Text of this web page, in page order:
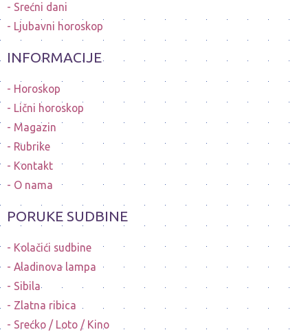
Srećni dani
Ljubavni horoskop
INFORMACIJE
Horoskop
Lični horoskop
Magazin
Rubrike
Kontakt
O nama
PORUKE SUDBINE
Kolačići sudbine
Aladinova lampa
Sibila
Zlatna ribica
Srećko / Loto / Kino